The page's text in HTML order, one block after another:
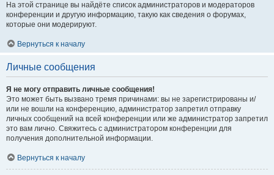
На этой странице вы найдёте список администраторов и модераторов
конференции и другую информацию, такую как сведения о форумах,
которые они модерируют.
Вернуться к началу
Личные сообщения
Я не могу отправить личные сообщения!
Это может быть вызвано тремя причинами: вы не зарегистрированы и/
или не вошли на конференцию, администратор запретил отправку
личных сообщений на всей конференции или же администратор запретил
это вам лично. Свяжитесь с администратором конференции для
получения дополнительной информации.
Вернуться к началу